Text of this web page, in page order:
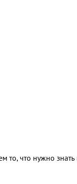
то, что нужно